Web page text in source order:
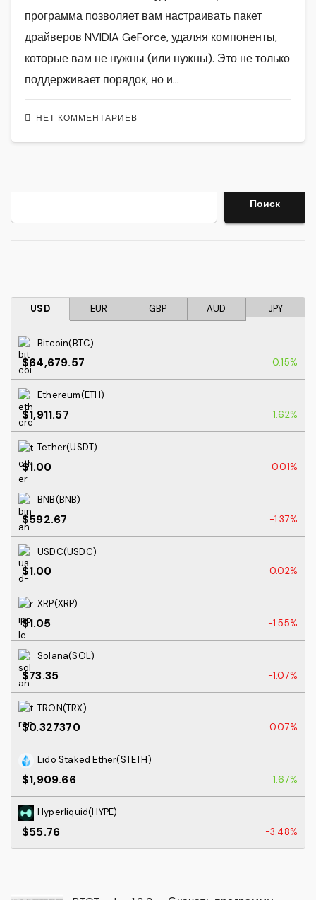
НЕТ КОММЕНТАРИЕВ
программа позволяет вам настраивать пакет
драйверов NVIDIA GeForce, удаляя компоненты,
которые вам не нужны (или нужны). Это не только
поддерживает порядок, но и…
Поиск
USD EUR GBP AUD JPY
Bitcoin(BTC)
$64,679.57 0.15%
Ethereum(ETH)
$1,911.57 1.62%
Tether(USDT)
$1.00 -0.01%
BNB(BNB)
$592.67 -1.37%
USDC(USDC)
$1.00 -0.02%
XRP(XRP)
$1.05 -1.55%
Solana(SOL)
$73.35 -1.07%
TRON(TRX)
$0.327370 -0.07%
Lido Staked Ether(STETH)
$1,909.66 1.67%
Hyperliquid(HYPE)
$55.76 -3.48%